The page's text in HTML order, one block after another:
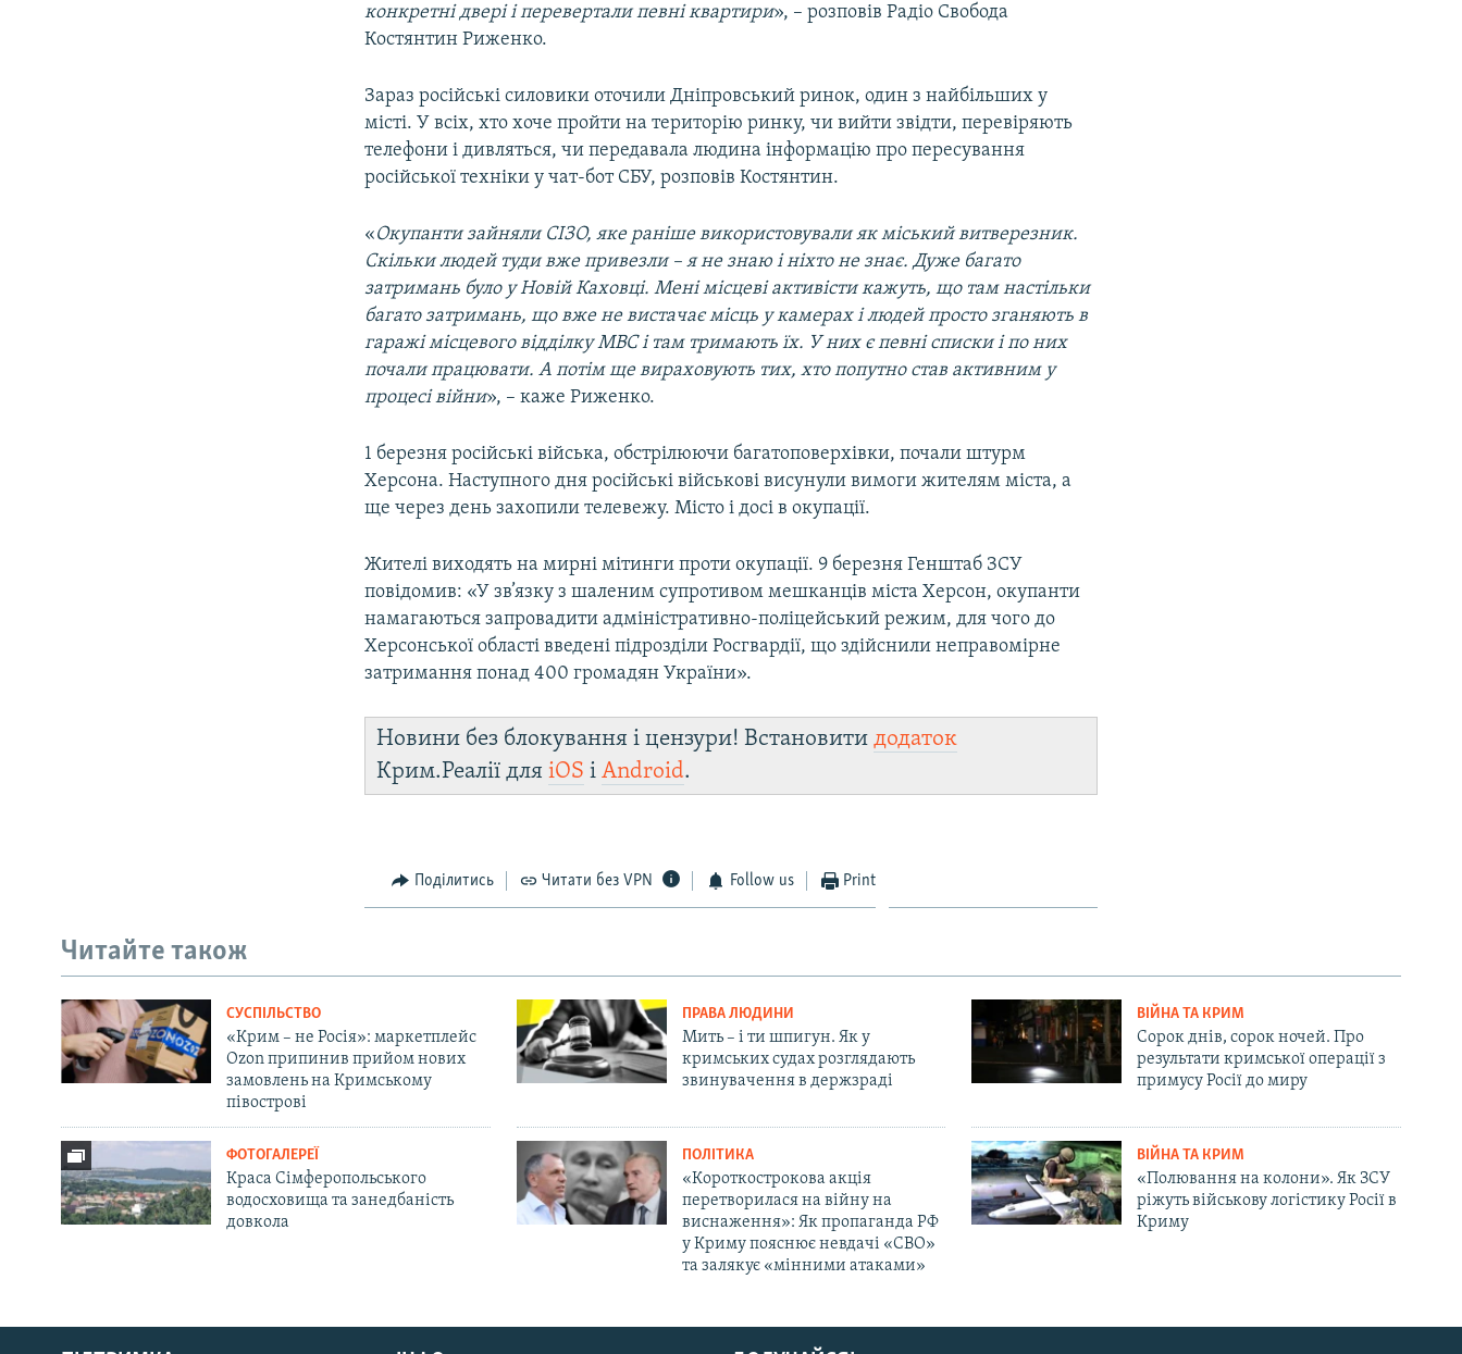
Русский
конкретні двері і переверталипевніквартири», – розповів Радіо Свобода
Костянтин Риженко.
Зараз російські силовики оточили Дніпровський ринок, один з найбільших у
місті. У всіх, хто хоче пройти на територію ринку, чи вийти звідти, перевіряють
телефони і дивляться, чи передавала людина інформацію про пересування
російської техніки у чат-бот СБУ, розповів Костянтин.
«Окупанти зайняли СІЗО, яке раніше використовували як міський витверезник.
Скільки людей туди вже привезли –я не знаю і ніхто не знає. Дуже багато
затримань було у Новій Каховці. Мені місцеві активісти кажуть, що там настільки
багато затримань, що вже не вистачає місць у камерах і людей просто зганяють в
гаражі місцевого відділку МВС і там тримають їх. У них є певні списки і по них
почали працювати. А потім ще вираховують тих, хто попутно став активним у
процесі війни», – каже Риженко.
1 березня російські війська, обстрілюючи багатоповерхівки, почали штурм
Херсона. Наступного дня російські військові висунули вимоги жителям міста, а
ще через день захопили телевежу. Місто і досі в окупації.
Жителі виходять на мирні мітинги проти окупації. 9 березня Генштаб ЗСУ
повідомив: «У зв’язку з шаленим супротивом мешканців міста Херсон, окупанти
намагаються запровадити адміністративно-поліцейський режим, для чого до
Херсонської області введені підрозділи Росгвардії, що здійснили неправомірне
затримання понад 400 громадян України».
Новини без блокування і цензури! Встановитидодаток
Крим.Реалії дляiOS іAndroid.
Поділитись Читати без VPN Follow us Print
Читайте також
СУСПІЛЬСТВО
«Крим – не Росія»: маркетплейс
Ozon припинив прийом нових
замовлень на Кримському
півострові
ПРАВА ЛЮДИНИ
Мить – і ти шпигун. Як у
кримських судах розглядають
звинувачення в держзраді
ВІЙНА ТА КРИМ
Сорок днів, сорок ночей. Про
результати кримської операції з
примусу Росії до миру
ФОТОГАЛЕРЕЇ
Краса Сімферопольського
водосховища та занедбаність
довкола
ПОЛІТИКА
«Короткострокова акція
перетворилася на війну на
виснаження»: Як пропаганда РФ
у Криму пояснює невдачі «СВО»
та залякує «мінними атаками»
ВІЙНА ТА КРИМ
«Полювання на колони». Як ЗСУ
ріжуть військову логістику Росії в
Криму